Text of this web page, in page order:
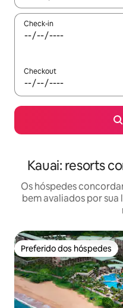
Check-in
Checkout
Kauai: resorts
Os hóspedes
bem avaliados por
Preferido dos hóspedes
Preferido dos hóspedes